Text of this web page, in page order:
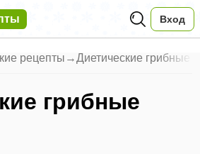
Вход
рецепты →Диетические грибные
грибные